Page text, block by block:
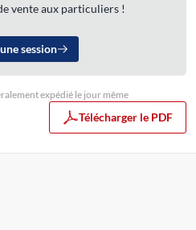
vente aux particuliers !
session
expédié le jour même
Télécharger le PDF